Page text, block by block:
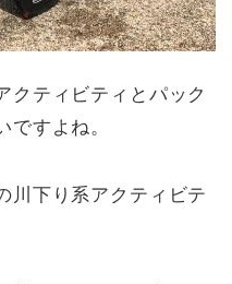
クティビティとパック
ですよね。
川下り系アクティビテ